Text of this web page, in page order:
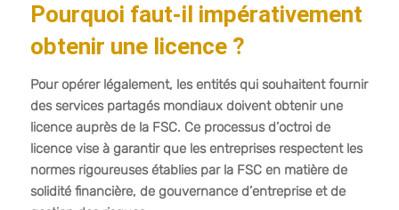
Pourquoi faut-il impérativement
obtenir une licence ?
Pour opérer légalement, les entités qui souhaitent fournir
des services partagés mondiaux doivent obtenir une
licence auprès de la FSC. Ce processus d’octroi de
licence vise à garantir que les entreprises respectent les
normes rigoureuses établies par la FSC en matière de
solidité financière, de gouvernance d’entreprise et de